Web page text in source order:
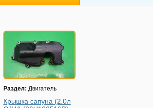
Раздел: Двигатель
Крышка сапуна (2.0л